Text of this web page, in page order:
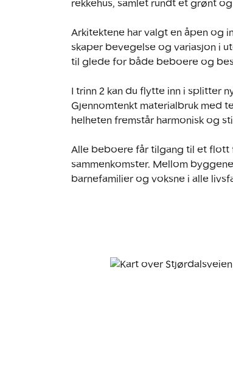
rekkehus, samlet rundt et grønt
Arkitektene har valgt en åpen og
skaper bevegelse og variasjon i
til glede for både beboere og
I trinn 2 kan du flytte inn i splitter
Gjennomtenkt materialbruk med
helheten fremstår harmonisk og
Alle beboere får tilgang til et flott
sammenkomster. Mellom
barnefamilier og voksne i alle